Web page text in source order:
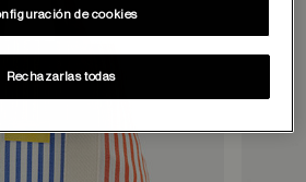
de cookies
Rechazarlas todas